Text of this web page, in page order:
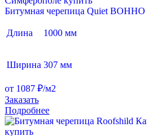
Битумная черепица Quiet
Длина 1000 мм
Ширина 307 мм
от 1087 ₽/м2
Заказать
Подробнее